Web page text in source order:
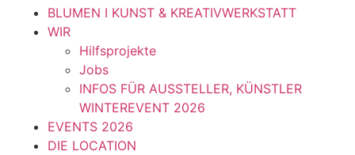
BLUMEN I KUNST & KREATIVWERKSTATT
WIR
Hilfsprojekte
Jobs
INFOS FÜR AUSSTELLER, KÜNSTLER
WINTEREVENT 2026
EVENTS 2026
DIE LOCATION